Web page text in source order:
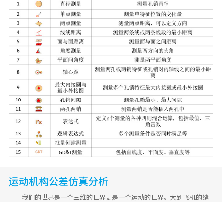
运动机构公差仿真分析
我们的世界是一个三维的世界更是一个运动的世界。大到飞机的缝